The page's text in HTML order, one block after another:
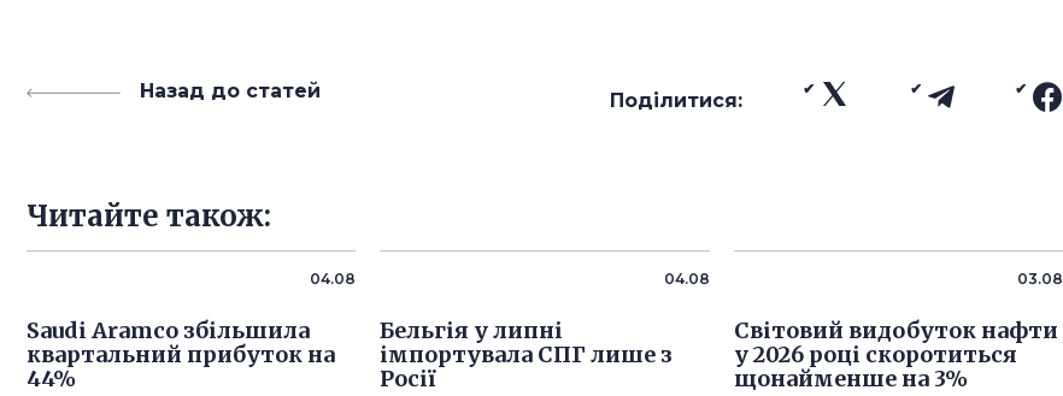
Назад до статей Поділитися:
Читайте також:
04.08
Saudi Aramco збільшила
квартальний прибуток на
44%
04.08
Бельгія у липні
імпортувала СПГ лише з
Росії
03.08
Світовий видобуток нафти
у 2026 році скоротиться
щонайменше на 3%